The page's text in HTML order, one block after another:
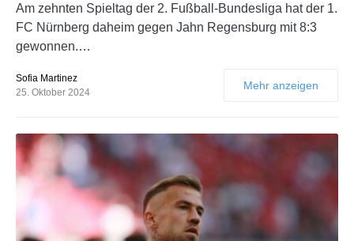
Am zehnten Spieltag der 2. Fußball-Bundesliga hat der 1.
FC Nürnberg daheim gegen Jahn Regensburg mit 8:3
gewonnen.…
Sofia Martinez
25. Oktober 2024
Mehr anzeigen